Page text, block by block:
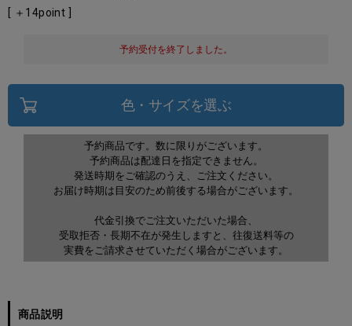
[ ＋ 14point ]
予約受付を終了しました。
色・サイズを選ぶ
予約商品です。数に限りがございます。
予約商品は配達日を指定できません。
発送時期をご確認のうえ、ご注文ください。
お届け時期は目安のため前後する場合がございます。
代金引換でご注文いただいた場合、
受取拒否・長期不在が発生しますと、往復送料等の
実費をご請求させていただく場合がございます。
商品説明